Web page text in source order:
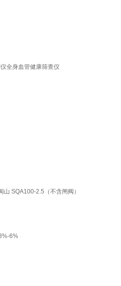
全身血管健康筛查仪
SQA100-2.5（不含闸阀）
6%